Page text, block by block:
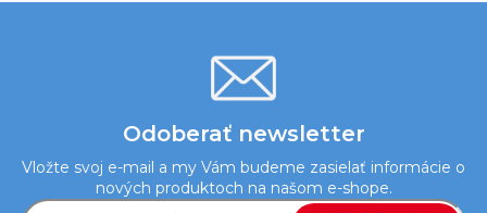
Odoberať newsletter
Vložte svoj e-mail a my Vám budeme zasielať informácie o
nových produktoch na našom e-shope.